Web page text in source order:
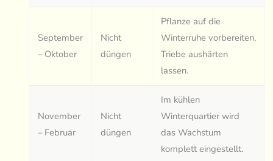
September
– Oktober
Nicht
düngen
Pflanze auf die
Winterruhe vorbereiten,
Triebe aushärten
lassen.
November
– Februar
Nicht
düngen
Im kühlen
Winterquartier wird
das Wachstum
komplett eingestellt.